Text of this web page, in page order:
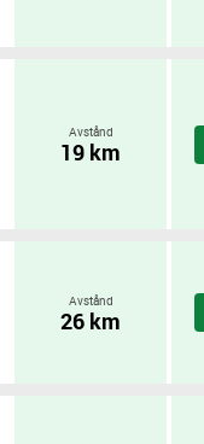
Avstånd
19 km
Avstånd
26 km